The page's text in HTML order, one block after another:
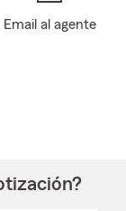
Email al agente